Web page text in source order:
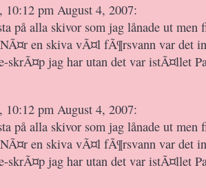
10:12 pm August 4, 2007:
på alla skivor som jag lånade ut men
en skiva vÃ¤l fÃ¶rsvann var det
skrÃ¤p jag har utan det var istÃ¤llet
10:12 pm August 4, 2007:
på alla skivor som jag lånade ut men
en skiva vÃ¤l fÃ¶rsvann var det
skrÃ¤p jag har utan det var istÃ¤llet